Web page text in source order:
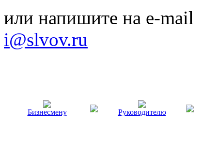
или напишите на e-mail
i@slvov.ru
Бизнесмену Руководителю